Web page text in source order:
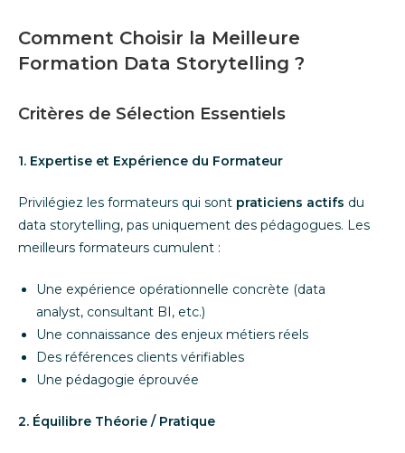
Comment Choisir la Meilleure
Formation Data Storytelling ?
Critères de Sélection Essentiels
1. Expertise et Expérience du Formateur
Privilégiez les formateurs qui sont praticiens actifs du
data storytelling, pas uniquement des pédagogues. Les
meilleurs formateurs cumulent :
Une expérience opérationnelle concrète (data
analyst, consultant BI, etc.)
Une connaissance des enjeux métiers réels
Des références clients vérifiables
Une pédagogie éprouvée
2. Équilibre Théorie / Pratique